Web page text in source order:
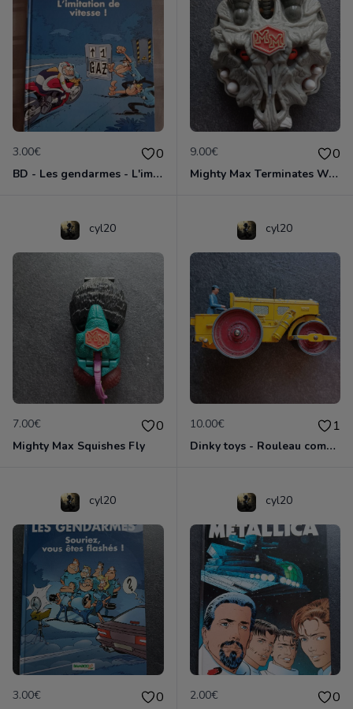
3.00€ 0
BD - Les gendarmes - L'imitation de vitesse - Tome 14
9.00€ 0
Mighty Max Terminates Wolfship 7
cyl20
7.00€ 0
Mighty Max Squishes Fly
cyl20
10.00€ 1
Dinky toys - Rouleau compresseur - Richier 90A
cyl20
3.00€ 0
cyl20
2.00€ 0